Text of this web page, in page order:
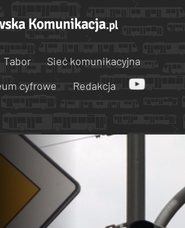
Tabor
Sieć komunikacyjna
cyfrowe Redakcja